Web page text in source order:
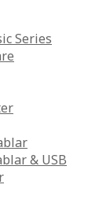
Series
& USB